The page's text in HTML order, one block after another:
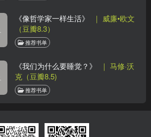
《像哲学家一样生活》
｜ 威廉•欧文
（豆瓣8.3）
推荐书单
《我们为什么要睡觉？》
｜ 马修·沃
克（豆瓣8.5)
推荐书单